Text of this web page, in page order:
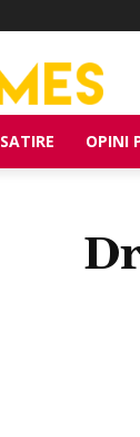
SATIRE OPINI